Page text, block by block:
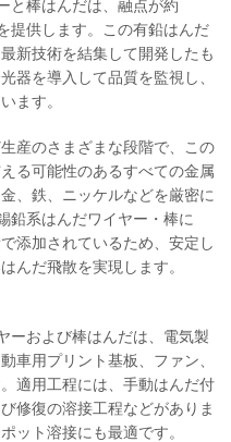
と棒はんだは、融点が約
提供します。この有鉛はんだ
新技術を結集して開発したも
器を導入して品質を監視し、
ます。
産のさまざまな段階で、この
る可能性のあるすべての金属
、鉄、ニッケルなどを厳密に
鉛系はんだワイヤー・棒に
添加されているため、安定し
んだ飛散を実現します。
ーおよび棒はんだは、電気製
車用プリント基板、ファン、
適用工程には、手動はんだ付
修復の溶接工程などがありま
ット溶接にも最適です。